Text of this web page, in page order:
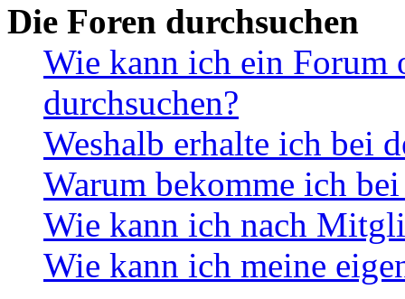
Die Foren durchsuchen
Wie kann ich ein Forum
durchsuchen?
Weshalb erhalte ich bei
Warum bekomme ich
Wie kann ich nach
Wie kann ich meine